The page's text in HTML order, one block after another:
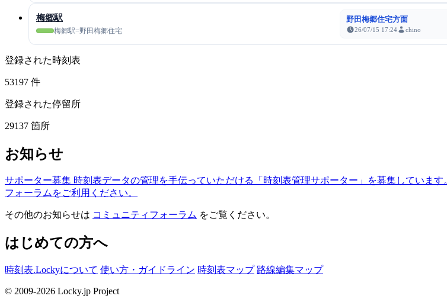
梅郷駅
梅郷駅=野田梅郷住宅
野田梅郷住宅方面
26/07/15 17:24 chino
登録された時刻表
53197 件
登録された停留所
29137 箇所
お知らせ
サポーター募集 時刻表データの管理を手伝っていただける「時刻表管理サポーター」を募集しています
フォーラムをご利用ください。
その他のお知らせは コミュニティフォーラム をご覧ください。
はじめての方へ
時刻表.Lockyについて 使い方・ガイドライン 時刻表マップ 路線編集マップ
© 2009-2026 Locky.jp Project